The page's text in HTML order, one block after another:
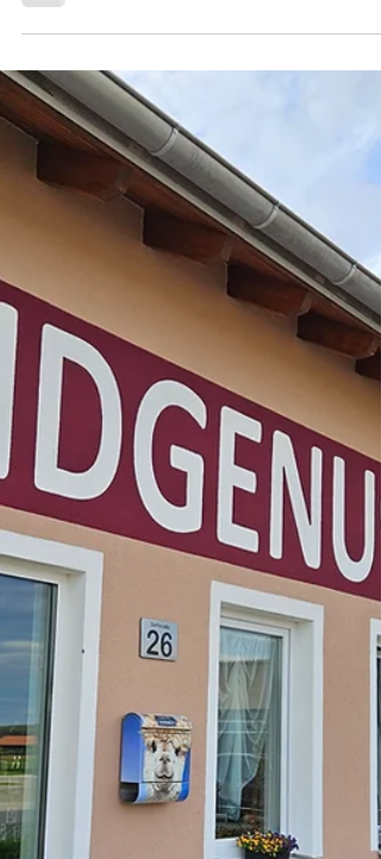
12. Juni 2 Min. Lesezeit
Handwerk, Kunstwerk,
Netzwerk